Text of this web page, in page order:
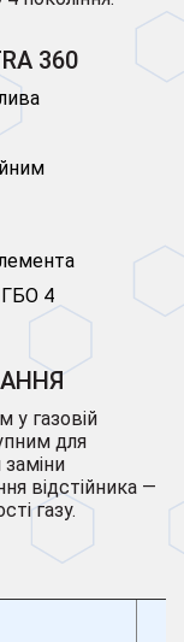
360
ГБО 4
у газовій
для
відстійника —
газу.